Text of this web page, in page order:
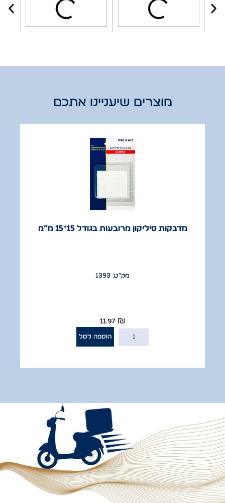
מוצרים שיעניינו אתכם
מדבקות סיליקון מרובעות בגודל 15*15 מ”מ
מק"ט: 1393
11.97₪
הוספה לסל